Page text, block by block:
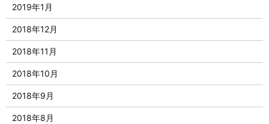
2019年1月
2018年12月
2018年11月
2018年10月
2018年9月
2018年8月